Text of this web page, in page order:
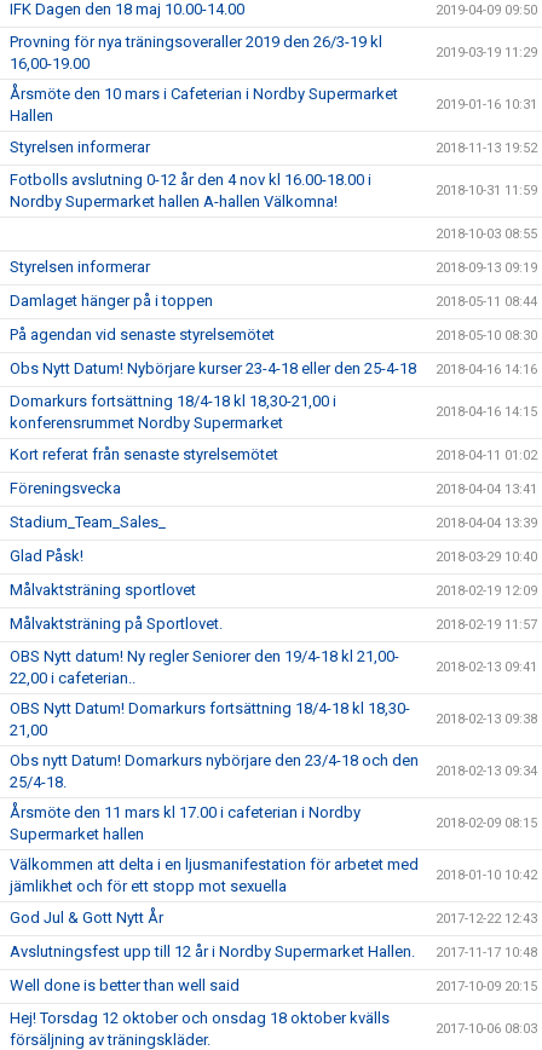
IFK Dagen den 18 maj 10.00-14.00 2019-04-09 09:50
Provning för nya träningsoveraller 2019 den 26/3-19 kl
16,00-19.00
2019-03-19 11:29
Årsmöte den 10 mars i Cafeterian i Nordby Supermarket
Hallen
2019-01-16 10:31
Styrelsen informerar 2018-11-13 19:52
Fotbolls avslutning 0-12 år den 4 nov kl 16.00-18.00 i
Nordby Supermarket hallen A-hallen Välkomna!
2018-10-31 11:59
2018-10-03 08:55
Styrelsen informerar 2018-09-13 09:19
Damlaget hänger på i toppen 2018-05-11 08:44
På agendan vid senaste styrelsemötet 2018-05-10 08:30
Obs Nytt Datum! Nybörjare kurser 23-4-18 eller den 25-4-18 2018-04-16 14:16
Domarkurs fortsättning 18/4-18 kl 18,30-21,00 i
konferensrummet Nordby Supermarket
2018-04-16 14:15
Kort referat från senaste styrelsemötet 2018-04-11 01:02
Föreningsvecka 2018-04-04 13:41
Stadium_Team_Sales_ 2018-04-04 13:39
Glad Påsk! 2018-03-29 10:40
Målvaktsträning sportlovet 2018-02-19 12:09
Målvaktsträning på Sportlovet. 2018-02-19 11:57
OBS Nytt datum! Ny regler Seniorer den 19/4-18 kl 21,00-
22,00 i cafeterian..
2018-02-13 09:41
OBS Nytt Datum! Domarkurs fortsättning 18/4-18 kl 18,30-
21,00
2018-02-13 09:38
Obs nytt Datum! Domarkurs nybörjare den 23/4-18 och den
25/4-18.
2018-02-13 09:34
Årsmöte den 11 mars kl 17.00 i cafeterian i Nordby
Supermarket hallen
2018-02-09 08:15
Välkommen att delta i en ljusmanifestation för arbetet med
jämlikhet och för ett stopp mot sexuella
2018-01-10 10:42
God Jul & Gott Nytt År 2017-12-22 12:43
Avslutningsfest upp till 12 år i Nordby Supermarket Hallen. 2017-11-17 10:48
Well done is better than well said 2017-10-09 20:15
Hej! Torsdag 12 oktober och onsdag 18 oktober kvälls
försäljning av träningskläder.
2017-10-06 08:03